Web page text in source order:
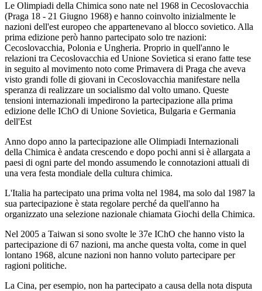
Le Olimpiadi della Chimica sono nate nel 1968 in Cecoslovacchia
(Praga 18 - 21 Giugno 1968) e hanno coinvolto inizialmente le
nazioni dell'est europeo che appartenevano al blocco sovietico. Alla
prima edizione però hanno partecipato solo tre nazioni:
Cecoslovacchia, Polonia e Ungheria. Proprio in quell'anno le
relazioni tra Cecoslovacchia ed Unione Sovietica si erano fatte tese
in seguito al movimento noto come Primavera di Praga che aveva
visto grandi folle di giovani in Cecoslovacchia manifestare nella
speranza di realizzare un socialismo dal volto umano. Queste
tensioni internazionali impedirono la partecipazione alla prima
edizione delle IChO di Unione Sovietica, Bulgaria e Germania
dell'Est
Anno dopo anno la partecipazione alle Olimpiadi Internazionali
della Chimica è andata crescendo e dopo pochi anni si è allargata a
paesi di ogni parte del mondo assumendo le connotazioni attuali di
una vera festa mondiale della cultura chimica.
L'Italia ha partecipato una prima volta nel 1984, ma solo dal 1987 la
sua partecipazione è stata regolare perché da quell'anno ha
organizzato una selezione nazionale chiamata Giochi della Chimica.
Nel 2005 a Taiwan si sono svolte le 37e IChO che hanno visto la
partecipazione di 67 nazioni, ma anche questa volta, come in quel
lontano 1968, alcune nazioni non hanno voluto partecipare per
ragioni politiche.
La Cina, per esempio, non ha partecipato a causa della nota disputa